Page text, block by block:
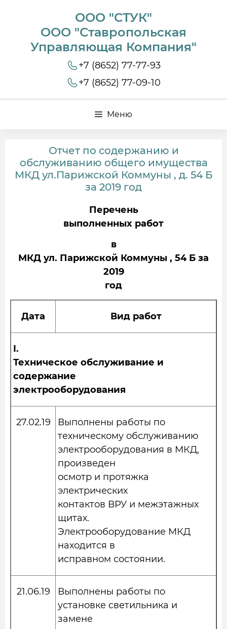
ООО "СТУК"
ООО "Ставропольская
Управляющая Компания"
+7 (8652) 77-77-93
+7 (8652) 77-09-10
Меню
Отчет по содержанию и
обслуживанию общего имущества
МКД ул.Парижской Коммуны , д. 54 Б
за 2019 год
Перечень
выполненных работ
в
МКД ул. Парижской Коммуны , 54 Б за
2019
год
Дата Вид работ
I.
Техническое обслуживание и
содержание
электрооборудования
27.02.19
Выполнены работы по
техническому обслуживанию
электрооборудования в МКД,
произведен
осмотр и протяжка
электрических
контактов ВРУ и межэтажных
щитах.
Электрооборудование МКД
находится в
исправном состоянии.
21.06.19
Выполнены работы по
установке светильника и
замене